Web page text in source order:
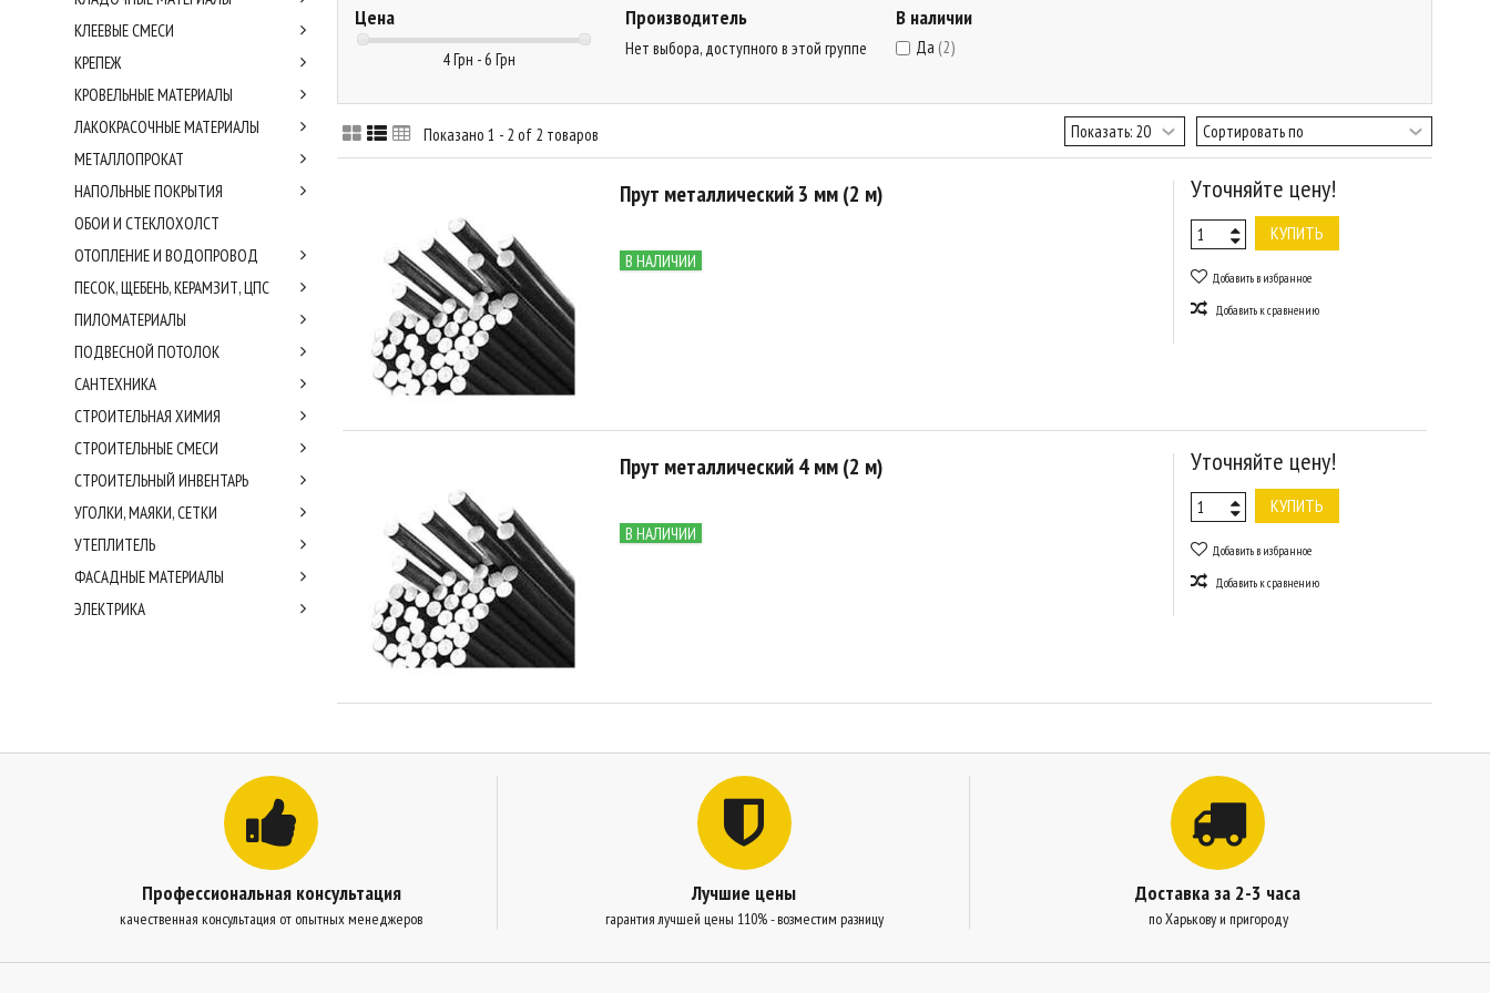
Цена
4 Грн - 6 Грн
Производитель
Нет выбора, доступного в этой группе
В наличии
Да (2)
Показано 1 - 2 of 2 товаров
Прут металлический 3 мм (2 м)
В НАЛИЧИИ
Уточняйте цену!
КУПИТЬ
Добавить в избранное
Добавить к сравнению
Прут металлический 4 мм (2 м)
В НАЛИЧИИ
Уточняйте цену!
КУПИТЬ
Добавить в избранное
Добавить к сравнению
КЛЕЕВЫЕ СМЕСИ
КРЕПЕЖ
КРОВЕЛЬНЫЕ МАТЕРИАЛЫ
ЛАКОКРАСОЧНЫЕ МАТЕРИАЛЫ
МЕТАЛЛОПРОКАТ
НАПОЛЬНЫЕ ПОКРЫТИЯ
ОБОИ И СТЕКЛОХОЛСТ
ОТОПЛЕНИЕ И ВОДОПРОВОД
ПЕСОК, ЩЕБЕНЬ, КЕРАМЗИТ, ЦПС
ПИЛОМАТЕРИАЛЫ
ПОДВЕСНОЙ ПОТОЛОК
САНТЕХНИКА
СТРОИТЕЛЬНАЯ ХИМИЯ
СТРОИТЕЛЬНЫЕ СМЕСИ
СТРОИТЕЛЬНЫЙ ИНВЕНТАРЬ
УГОЛКИ, МАЯКИ, СЕТКИ
УТЕПЛИТЕЛЬ
ФАСАДНЫЕ МАТЕРИАЛЫ
ЭЛЕКТРИКА
Профессиональная консультация
качественная консультация от опытных менеджеров
Лучшие цены
гарантия лучшей цены 110% - возместим разницу
Доставка за 2-3 часа
по Харькову и пригороду